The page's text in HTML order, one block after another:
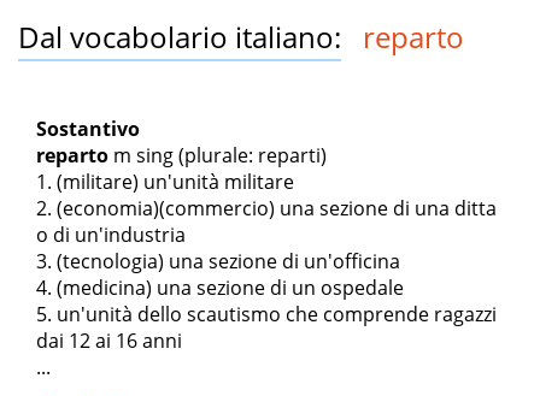
Dal vocabolario italiano: reparto
Sostantivo
reparto m sing(plurale: reparti)
(militare) un'unità militare
(economia)(commercio) una sezione di una ditta
o di un'industria
(tecnologia) una sezione di un'officina
(medicina) una sezione di un ospedale
un'unità dello scautismo che comprende ragazzi
dai 12 ai 16 anni
...